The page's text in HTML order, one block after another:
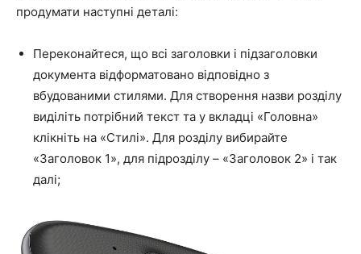
продумати наступні деталі:
Переконайтеся, що всі заголовки і підзаголовки
документа відформатовано відповідно з
вбудованими стилями. Для створення назви розділу
виділіть потрібний текст та у вкладці «Головна»
клікніть на «Стилі». Для розділу вибирайте
«Заголовок 1», для підрозділу – «Заголовок 2» і так
далі;